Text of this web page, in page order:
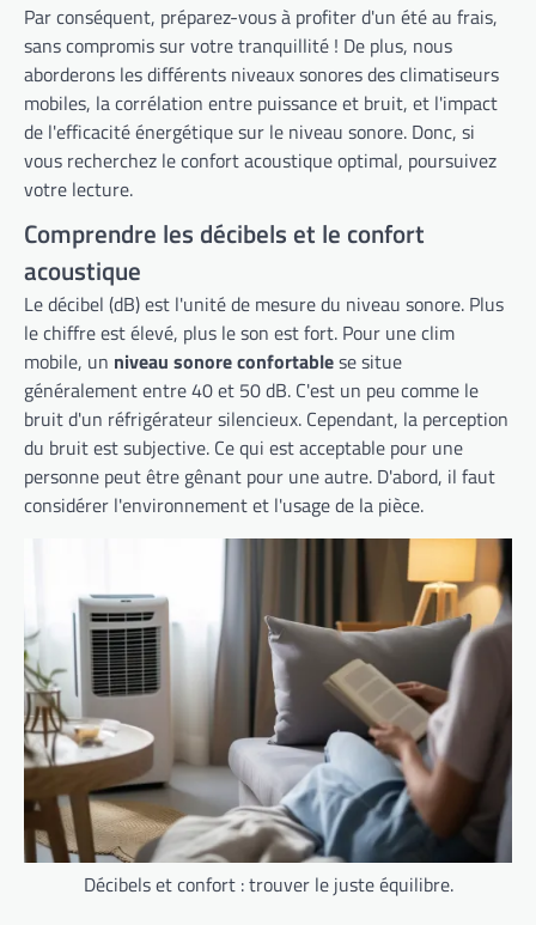
Par conséquent, préparez-vous à profiter d'un été au frais,
sans compromis sur votre tranquillité ! De plus, nous
aborderons les différents niveaux sonores des climatiseurs
mobiles, la corrélation entre puissance et bruit, et l'impact
de l'efficacité énergétique sur le niveau sonore. Donc, si
vous recherchez le confort acoustique optimal, poursuivez
votre lecture.
Comprendre les décibels et le confort
acoustique
Le décibel (dB) est l'unité de mesure du niveau sonore. Plus
le chiffre est élevé, plus le son est fort. Pour une clim
mobile, un niveau sonore confortablese situe
généralement entre 40 et 50 dB. C'est un peu comme le
bruit d'un réfrigérateur silencieux. Cependant, la perception
du bruit est subjective. Ce qui est acceptable pour une
personne peut être gênant pour une autre. D'abord, il faut
considérer l'environnement et l'usage de la pièce.
Décibels et confort : trouver le juste équilibre.